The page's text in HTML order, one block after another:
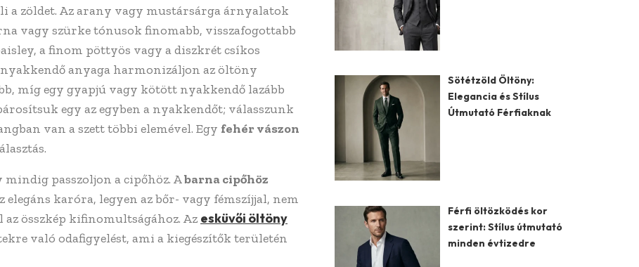
a zöldet. Az arany vagy mustársárga árnyalatok
vagy szürke tónusok finomabb, visszafogottabb
a finom pöttyös vagy a diszkrét csíkos
anyaga harmonizáljon az öltöny
míg egy gyapjú vagy kötött nyakkendő lazább
egy az egyben a nyakkendőt; válasszunk
van a szett többi elemével. Egy fehér vászon
passzoljon a cipőhöz. Abarna cipőhöz
elegáns karóra, legyen az bőr- vagy fémszíjjal, nem
összkép kifinomultságához. Az esküvői öltöny
való odafigyelést, ami a kiegészítők területén
Sötétzöld Öltöny:
Elegancia és Stílus
Útmutató Férfiaknak
Férfi öltözködés kor
szerint: Stílus útmutató
minden évtizedre